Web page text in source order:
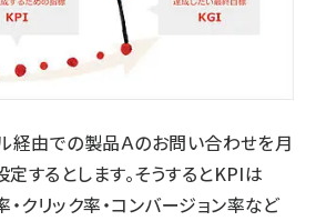
経由での製品Ａのお問い合わせを月
するとします。そうするとKPIは
クリック率・コンバージョン率など